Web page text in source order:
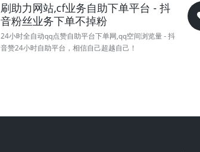
刷助力网站,cf业务自助下单平台 - 抖
音粉丝业务下单不掉粉
24小时全自动qq点赞自助平台下单网,qq空间浏览量 - 抖
音赞24小时自助平台，相信自己超越自己！